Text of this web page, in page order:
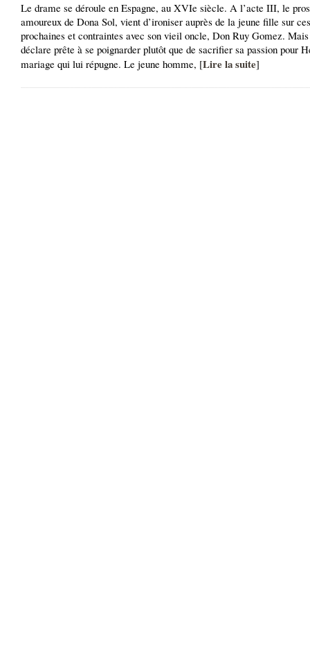
Le drame se déroule en Espagne, au XVIe siècle. A l’acte III, le
amoureux de Dona Sol, vient d’ironiser auprès de la jeune fille sur
prochaines et contraintes avec son vieil oncle, Don Ruy Gomez.
déclare prête à se poignarder plutôt que de sacrifier sa passion pour
mariage qui lui répugne. Le jeune homme, [Lire la suite]